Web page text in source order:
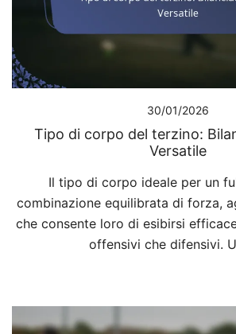
30/01/2026
Tipo di corpo del terzino:
Versatile
Il tipo di corpo ideale per un
combinazione equilibrata di forza,
che consente loro di esibirsi
offensivi che difensivi.